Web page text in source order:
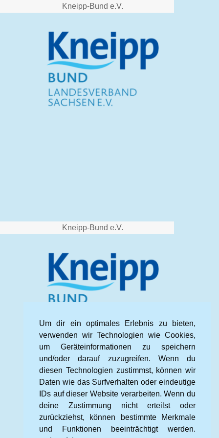
Kneipp-Bund e.V.
Kneipp-Bund e.V.
Um dir ein optimales Erlebnis zu bieten,
verwenden wir Technologien wie Cookies,
um Geräteinformationen zu speichern
und/oder darauf zuzugreifen. Wenn du
diesen Technologien zustimmst, können wir
Daten wie das Surfverhalten oder eindeutige
IDs auf dieser Website verarbeiten. Wenn du
deine Zustimmung nicht erteilst oder
zurückziehst, können bestimmte Merkmale
und Funktionen beeinträchtigt werden.